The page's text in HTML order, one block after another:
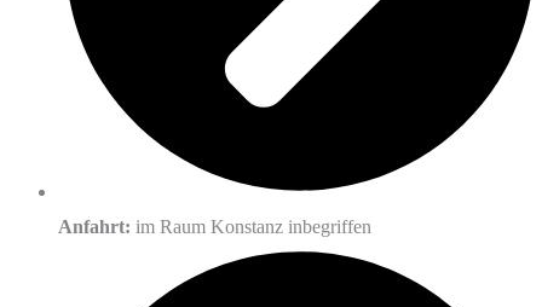
Anfahrt: im Raum Konstanz inbegriffen